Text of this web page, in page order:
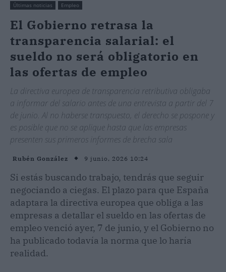
Últimas noticias Empleo
El Gobierno retrasa la
transparencia salarial: el
sueldo no será obligatorio en
las ofertas de empleo
La directiva europea de transparencia retributiva obligaba
a informar del salario antes de una entrevista a partir del 7
de junio. Al no haberse transpuesto, el derecho se pospone y
es posible que no se aplique hasta que las empresas
presenten sus primeros informes de brecha sala
Rubén González 9 junio, 2026 10:24
Si estás buscando trabajo, tendrás que seguir
negociando a ciegas. El plazo para que España
adaptara la directiva europea que obliga a las
empresas a detallar el sueldo en las ofertas de
empleo venció ayer, 7 de junio, y el Gobierno no
ha publicado todavía la norma que lo haría
realidad.